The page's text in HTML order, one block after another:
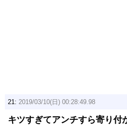
21: 2019/03/10(日) 00:28:49.98
キツすぎてアンチすら寄り